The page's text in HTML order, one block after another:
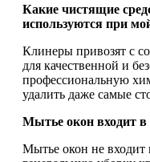
Какие чистящие
используются при
Клинеры привозят с
для качественной и
профессиональную
удалить даже самые
Мытье окон входит
Мытье окон не